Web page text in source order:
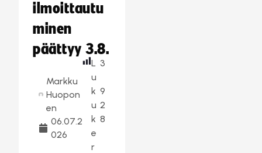
ilmoittautu
minen
päättyy 3.8.
Markku
Huopon
en
06.07.2
026
L
u
k
u
k
e
r
3
9
2
8